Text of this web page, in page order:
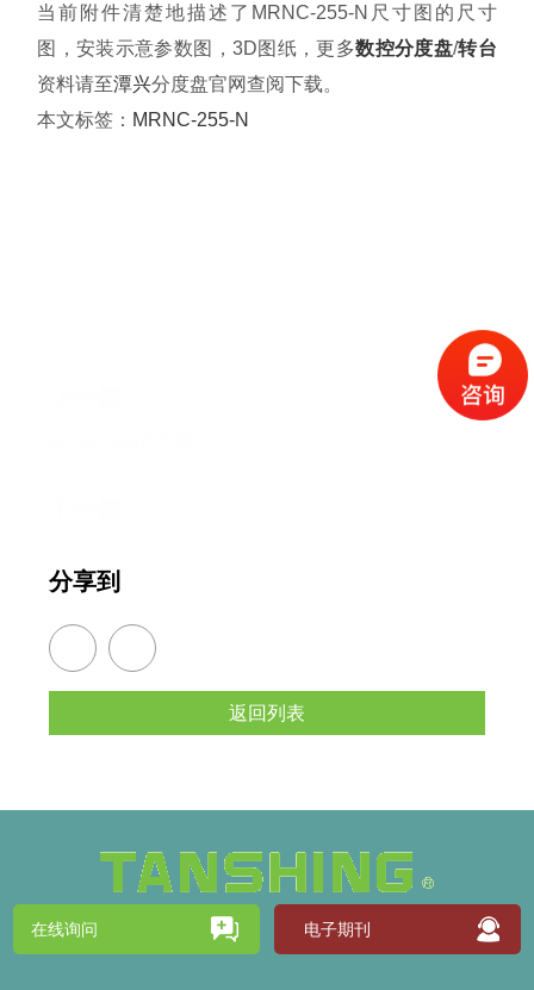
关于我们
当前附件清楚地描述了MRNC-255-N尺寸图的尺寸
图，安装示意参数图，3D图纸，更多数控分度盘/转台
资料请至潭兴分度盘官网查阅下载。
本文标签： MRNC-255-N
分享到
返回列表
在线询问 电子期刊